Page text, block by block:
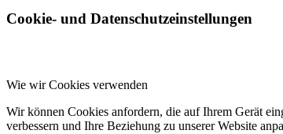
Cookie- und Datenschutzeinstellungen
Wie wir Cookies verwenden
Wir können Cookies anfordern, die auf Ihrem Gerät
verbessern und Ihre Beziehung zu unserer Website